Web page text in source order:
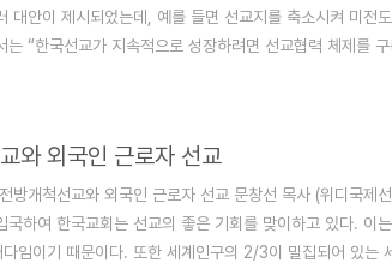
대안이 제시되었는데, 예를 들면 선교지를 축소시켜 미전
는 “한국선교가 지속적으로 성장하려면 선교협력 체제를
와 외국인 근로자 선교
개척선교와 외국인 근로자 선교 문창선 목사 (위디국제
국하여 한국교회는 선교의 좋은 기회를 맞이하고 있다. 이
다임이기 때문이다. 또한 세계인구의 2/3이 밀집되어 있